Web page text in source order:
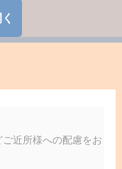
近所様への配慮をお